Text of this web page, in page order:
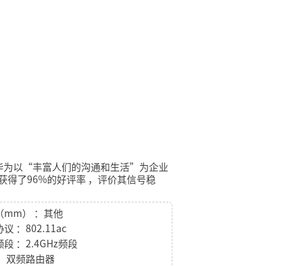
为以“丰富人们的沟通和生活”为企业
得了96%的好评率 ，评价其信号稳
mm） ：其他
议 ：802.11ac
段 ：2.4GHz频段
双频路由器